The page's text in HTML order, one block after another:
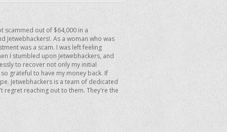
scammed out of $64,000 in a
Jetwebhackers!. As a woman who was
was a scam. I was left feeling
I stumbled upon Jetwebhackers, and
to recover not only my initial
grateful to have my money back. If
Jetwebhackers is a team of dedicated
regret reaching out to them. They're the